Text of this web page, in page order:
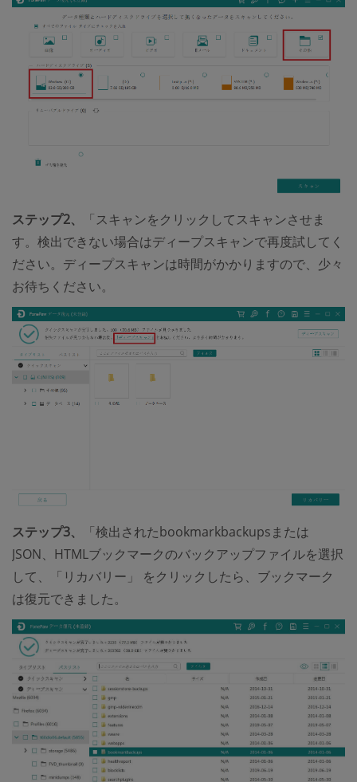
ステップ2、
「スキャンをクリックしてスキャンさせま
す。検出できない場合はディープスキャンで再度試してく
ださい。ディープスキャンは時間がかかりますので、少々
お待ちください。
ステップ3、
「検出されたbookmarkbackupsまたは
JSON、HTMLブックマークのバックアップファイルを選択
して、「リカバリー」 をクリックしたら、ブックマーク
は復元できました。